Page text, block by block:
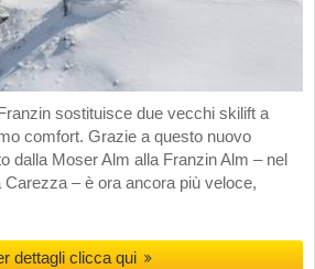
sostituisce due vecchi skilift a
comfort. Grazie a questo nuovo
dalla Moser Alm alla Franzin Alm – nel
Carezza – è ora ancora più veloce,
dettagli clicca qui